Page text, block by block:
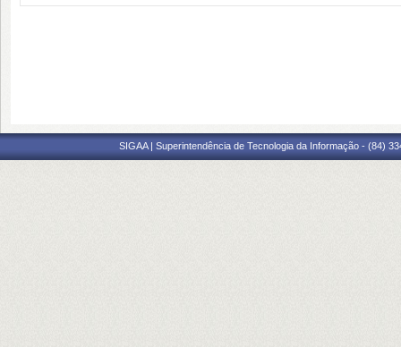
SIGAA | Superintendência de Tecnologia da Informação - (84)